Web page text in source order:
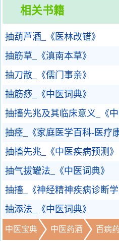
相关书籍
抽葫芦酒_《医林改错》
抽筋草_《滇南本草》
抽刀散_《儒门事亲》
抽筋痧_《中医词典》
抽搐先兆及其临床意义_《中
抽痉_《家庭医学百科-医疗
抽搐先兆_《中医疾病预测》
抽气拔罐法_《中医词典》
抽搐_《神经精神疾病诊断学
抽添法_《中医词典》
中医宝典 中医药酒 百病